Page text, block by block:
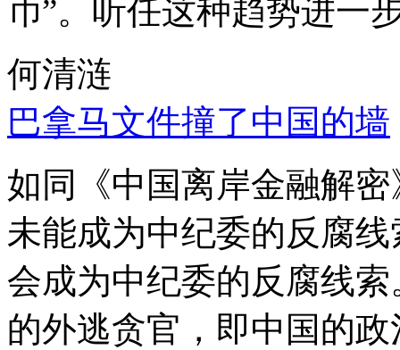
币”。听任这种趋势进一
何清涟
巴拿马文件撞了中国的墙
如同《中国离岸金融解
未能成为中纪委的反腐
会成为中纪委的反腐线
的外逃贪官，即中国的